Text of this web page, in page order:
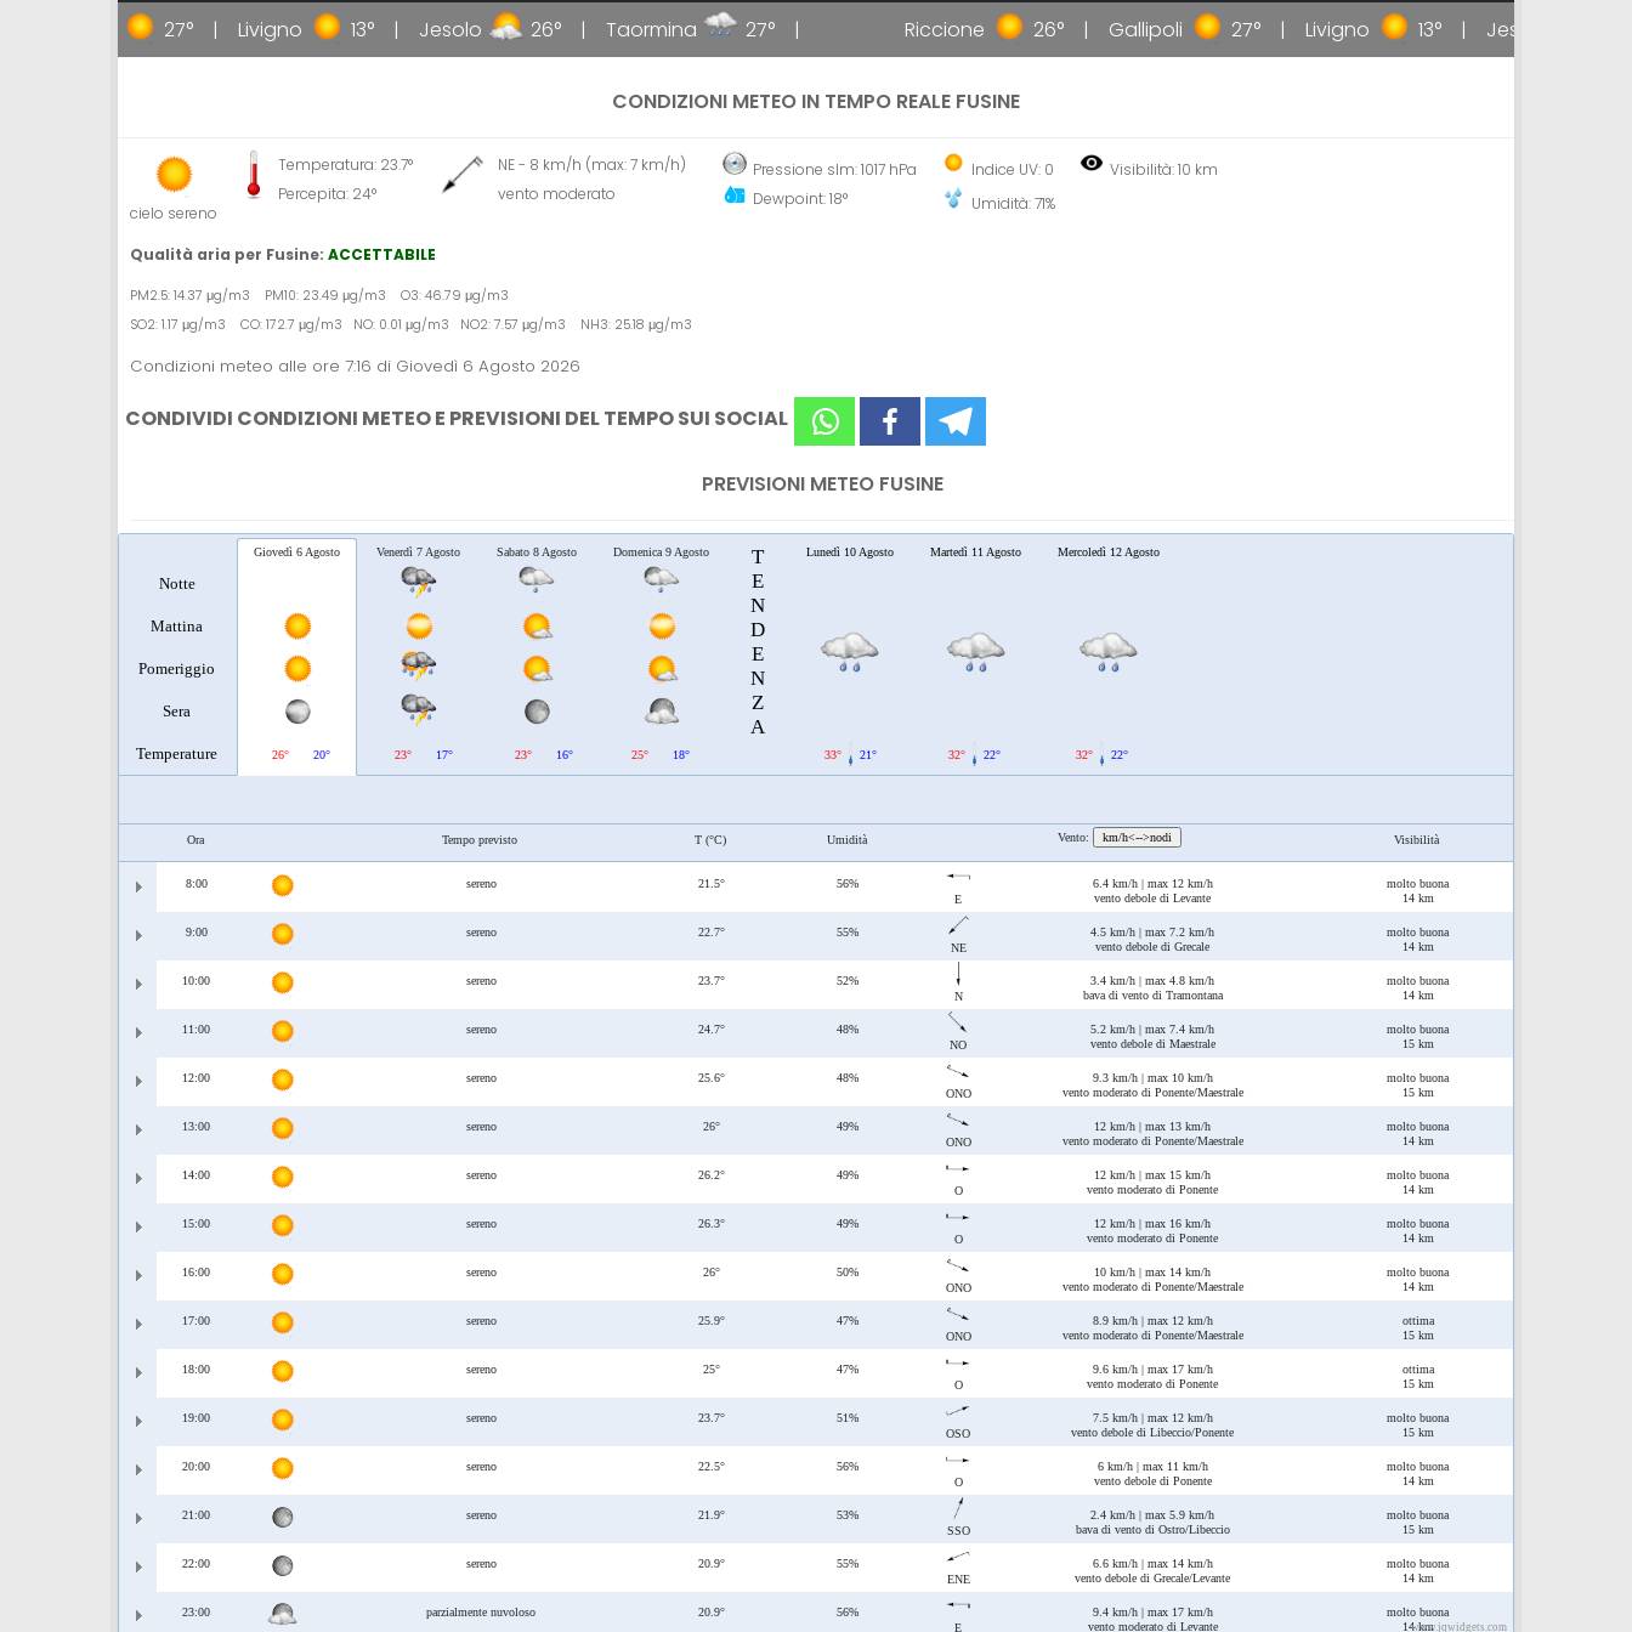
27° Livigno 13° Jesolo 26° Taormina 27° Riccione 26° Gallipoli 27° Livigno 13° Jesolo
CONDIZIONI METEO IN TEMPO REALE FUSINE
cielo sereno
Temperatura: 23.7°
Percepita: 24°
NE - 8 km/h (max: 7 km/h)
vento moderato
Pressione slm: 1017 hPa
Dewpoint: 18°
Indice UV: 0
Umidità: 71%
Visibilità: 10 km
Qualità aria per Fusine: ACCETTABILE
PM2.5: 14.37 μg/m3 PM10: 23.49 μg/m3 O3: 46.79 μg/m3
SO2: 1.17 μg/m3 CO: 172.7 μg/m3 NO: 0.01 μg/m3 NO2: 7.57 μg/m3 NH3: 25.18 μg/m3
Condizioni meteo alle ore 7:16 di Giovedì 6 Agosto 2026
CONDIVIDI CONDIZIONI METEO E PREVISIONI DEL TEMPO SUI SOCIAL
PREVISIONI METEO FUSINE
Notte
Mattina
Pomeriggio
Sera
Temperature
Giovedì 6 Agosto
26° 20°
Venerdì 7 Agosto
23° 17°
Sabato 8 Agosto
23° 16°
Domenica 9 Agosto
25° 18°
T
E
N
D
E
N
Z
A
Lunedì 10 Agosto
33° 21°
Martedì 11 Agosto
32° 22°
Mercoledì 12 Agosto
32° 22°
Ora Tempo previsto T (°C) Umidità Vento: km/h<-->nodi Visibilità
8:00 sereno 21.5°
56%
E
6.4 km/h | max 12 km/h
vento debole di Levante
molto buona
14 km
9:00 sereno 22.7°
55%
NE
4.5 km/h | max 7.2 km/h
vento debole di Grecale
molto buona
14 km
10:00 sereno 23.7°
52%
N
3.4 km/h | max 4.8 km/h
bava di vento di Tramontana
molto buona
14 km
11:00 sereno 24.7°
48%
NO
5.2 km/h | max 7.4 km/h
vento debole di Maestrale
molto buona
15 km
12:00 sereno 25.6°
48%
ONO
9.3 km/h | max 10 km/h
vento moderato di Ponente/Maestrale
molto buona
15 km
13:00 sereno 26°
49%
ONO
12 km/h | max 13 km/h
vento moderato di Ponente/Maestrale
molto buona
14 km
14:00 sereno 26.2°
49%
O
12 km/h | max 15 km/h
vento moderato di Ponente
molto buona
14 km
15:00 sereno 26.3°
49%
O
12 km/h | max 16 km/h
vento moderato di Ponente
molto buona
14 km
16:00 sereno 26°
50%
ONO
10 km/h | max 14 km/h
vento moderato di Ponente/Maestrale
molto buona
14 km
17:00 sereno 25.9°
47%
ONO
8.9 km/h | max 12 km/h
vento moderato di Ponente/Maestrale
ottima
15 km
18:00 sereno 25°
47%
O
9.6 km/h | max 17 km/h
vento moderato di Ponente
ottima
15 km
19:00 sereno 23.7°
51%
OSO
7.5 km/h | max 12 km/h
vento debole di Libeccio/Ponente
molto buona
15 km
20:00 sereno 22.5°
56%
O
6 km/h | max 11 km/h
vento debole di Ponente
molto buona
14 km
21:00 sereno 21.9°
53%
SSO
2.4 km/h | max 5.9 km/h
bava di vento di Ostro/Libeccio
molto buona
15 km
22:00 sereno 20.9°
55%
ENE
6.6 km/h | max 14 km/h
vento debole di Grecale/Levante
molto buona
14 km
23:00 parzialmente nuvoloso 20.9°
56%
E
9.4 km/h | max 17 km/h
vento moderato di Levante
molto buona
14 km
www.jqwidgets.com